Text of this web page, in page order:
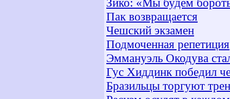
Пак возвращается
Чешский экзамен
Подмоченная репетиция
Эммануэль Окодува
Гус Хиддинк победил
Бразильцы торгуют